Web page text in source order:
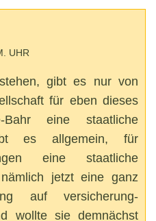
UHR
gibt es nur von
für eben dieses
eine staatliche
es allgemein, für
eine staatliche
jetzt eine ganz
auf versicherung-
wollte sie demnächst